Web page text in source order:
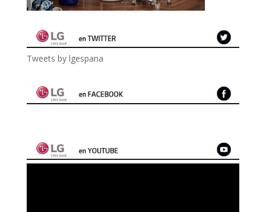
Tweets by lgespana